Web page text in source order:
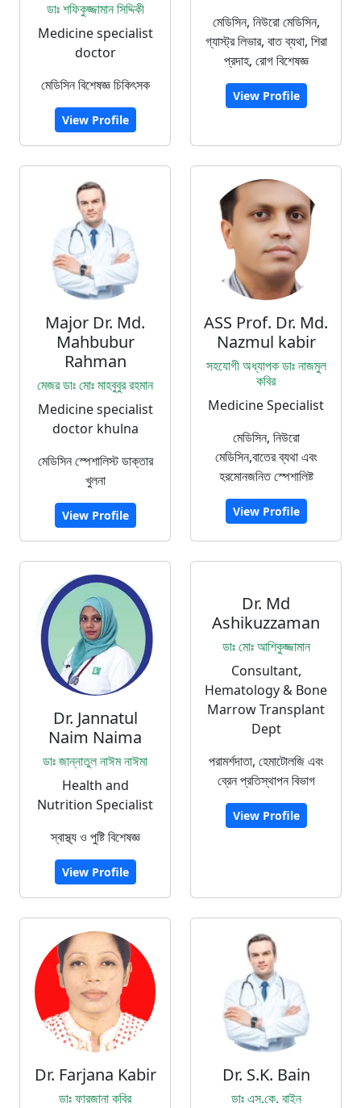
ডাঃ শফিকুজ্জামান সিদ্দিকী
Medicine specialist
doctor
মেডিসিন বিশেষজ্ঞ চিকিৎসক
View Profile
মেডিসিন, নিউরো মেডিসিন,
গ্যাস্ট্র লিভার, বাত ব্যথা, শিরা
প্রদাহ, রোগ বিশেষজ্ঞ
View Profile
Major Dr. Md.
Mahbubur
Rahman
মেজর ডাঃ মোঃ মাহবুবুর রহমান
Medicine specialist
doctor khulna
মেডিসিন স্পেশালিস্ট ডাক্তার
খুলনা
View Profile
ASS Prof. Dr. Md.
Nazmul kabir
সহযোগী অধ্যাপক ডাঃ নাজমুল
কবির
Medicine Specialist
মেডিসিন, নিউরো
মেডিসিন,বাতের ব্যথা এবং
হরমোনজনিত স্পেশালিষ্ট
View Profile
Dr. Jannatul
Naim Naima
ডাঃ জান্নাতুল নাঈম নাঈমা
Health and
Nutrition Specialist
স্বাস্থ্য ও পুষ্টি বিশেষজ্ঞ
View Profile
Dr. Md
Ashikuzzaman
ডাঃ মোঃ আশিকুজ্জামান
Consultant,
Hematology & Bone
Marrow Transplant
Dept
পরামর্শদাতা, হেমাটোলজি এবং
ব্রেন প্রতিস্থাপন বিভাগ
View Profile
Dr. Farjana Kabir
ডাঃ ফারজানা কবির
Dr. S.K. Bain
ডাঃ এস.কে. বাইন